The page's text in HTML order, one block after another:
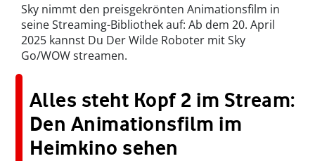
Sky nimmt den preisgekrönten Animationsfilm in
seine Streaming-Bibliothek auf: Ab dem 20. April
2025 kannst Du Der Wilde Roboter mit Sky
Go/WOW streamen.
Alles steht Kopf 2 im Stream:
Den Animationsfilm im
Heimkino sehen